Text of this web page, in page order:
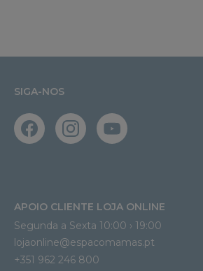
SIGA-NOS
APOIO CLIENTE LOJA ONLINE
Segunda a Sexta 10:00 › 19:00
lojaonline@espacomamas.pt
+351 962 246 800